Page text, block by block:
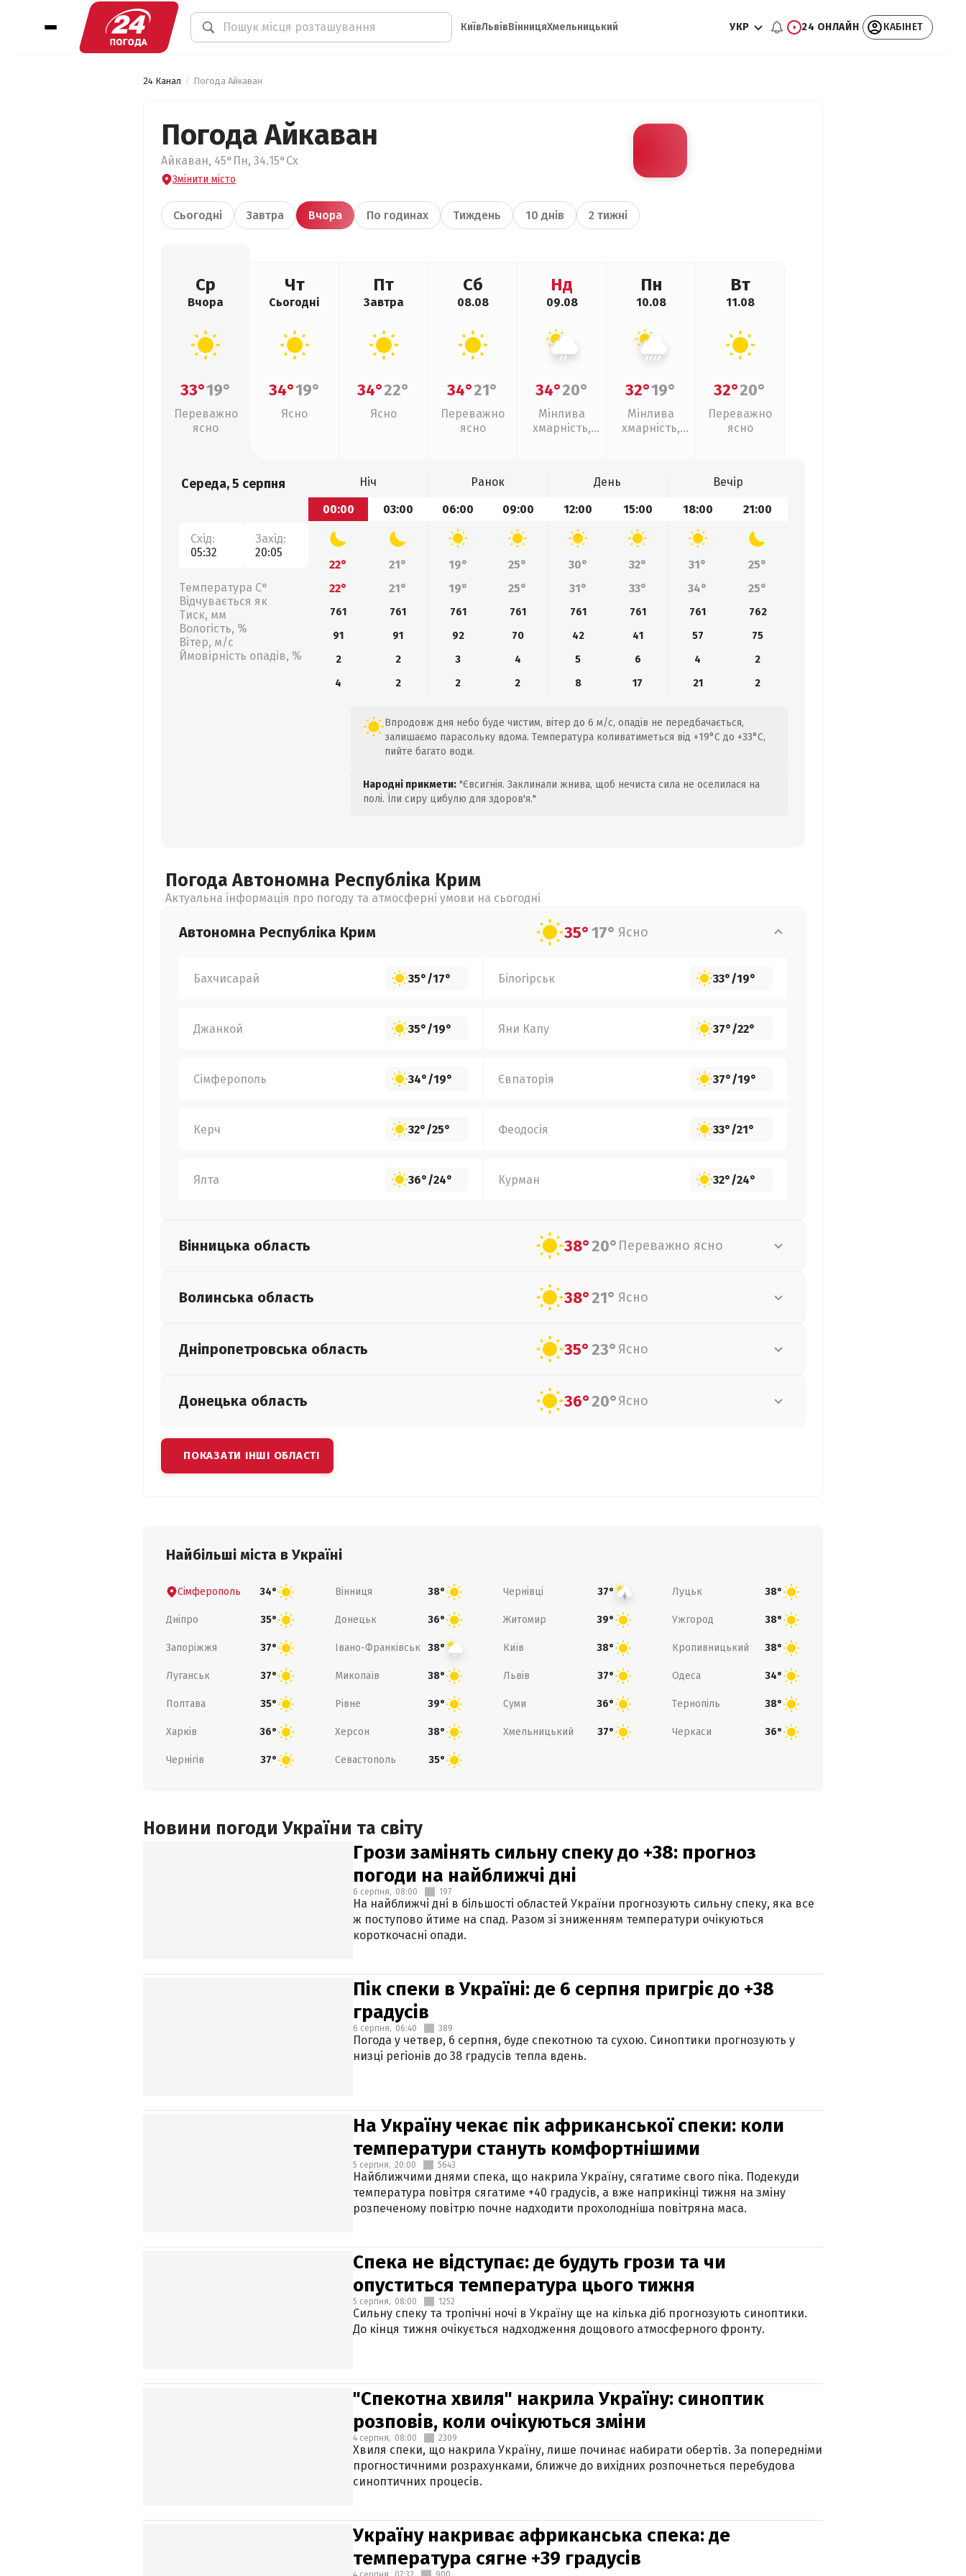
КиївЛьвівВінницяХмельницький УКР 24 ОНЛАЙН КАБІНЕТ
24 Канал Погода Айкаван
Погода Айкаван
Айкаван, 45°Пн, 34.15°Сх
Змінити місто
Сьогодні Завтра Вчора По годинах Тиждень 10 днів 2 тижні
Ср
Вчора
33°19°
Переважно
ясно
Чт
Сьогодні
34°19°
Ясно
Пт
Завтра
34°22°
Ясно
Сб
08.08
34°21°
Переважно
ясно
Нд
09.08
34°20°
Мінлива
хмарність,
Пн
10.08
32°19°
Мінлива
хмарність,
Вт
11.08
32°20°
Переважно
ясно
Середа, 5 серпня
Схід:
05:32
Захід:
20:05
Температура С°
Відчувається як
Тиск, мм
Вологість, %
Вітер, м/с
Ймовірність опадів, %
Ніч Ранок День
Вечір
00:00
03:00 06:00 09:00 12:00 15:00 18:00 21:00
22° 21° 19° 25° 30° 32° 31°
25°
22°
21° 19° 25° 31° 33° 34° 25°
761 761 761 761 761 761 761
762
91
91 92 70 42 41 57
75
2
2 3 4 5 6 4
2
4
2 2 2 8 17 21 2
Впродовж дня небо буде чистим, вітер до 6 м/с, опадів не передбачається,
залишаємо парасольку вдома. Температура коливатиметься від +19°C до +33°C,
пийте багато води.
Народні прикмети: "Євсигнія. Заклинали жнива, щоб нечиста сила не оселилася на
полі. Їли сиру цибулю для здоров'я."
Погода Автономна Республіка Крим
Актуальна інформація про погоду та атмосферні умови на сьогодні
Автономна Республіка Крим 35°17° Ясно
Бахчисарай 35°/17° Білогірськ 33°/19°
Джанкой 35°/19° Яни Капу 37°/22°
Сімферополь 34°/19° Євпаторія 37°/19°
Керч 32°/25° Феодосія 33°/21°
Ялта 36°/24° Курман 32°/24°
Вінницька область 38°20° Переважно ясно
Волинська область 38°21° Ясно
Дніпропетровська область 35°23° Ясно
Донецька область 36°20°Ясно
ПОКАЗАТИ ІНШІ ОБЛАСТІ
Найбільші міста в Україні
Сімферополь 34° Вінниця 38° Чернівці 37° Луцьк 38°
Дніпро 35° Донецьк 36° Житомир 39° Ужгород 38°
Запоріжжя 37° Івано-Франківськ 38° Київ 38° Кропивницький 38°
Луганськ 37° Миколаїв 38° Львів 37° Одеса 34°
Полтава 35° Рівне 39° Суми 36° Тернопіль 38°
Харків 36° Херсон 38° Хмельницький 37° Черкаси 36°
Чернігів 37° Севастополь 35°
Новини погоди України та світу
Грози замінять сильну спеку до +38: прогноз
погоди на найближчі дні
6 серпня, 08:00 197
На найближчі дні в більшості областей України прогнозують сильну спеку, яка все
ж поступово йтиме на спад. Разом зі зниженням температури очікуються
короткочасні опади.
Пік спеки в Україні: де 6 серпня пригріє до +38
градусів
6 серпня, 06:40 389
Погода у четвер, 6 серпня, буде спекотною та сухою. Синоптики прогнозують у
низці регіонів до 38 градусів тепла вдень.
На Україну чекає пік африканської спеки: коли
температури стануть комфортнішими
5 серпня, 20:00 5643
Найближчими днями спека, що накрила Україну, сягатиме свого піка. Подекуди
температура повітря сягатиме +40 градусів, а вже наприкінці тижня на зміну
розпеченому повітрю почне надходити прохолодніша повітряна маса.
Спека не відступає: де будуть грози та чи
опуститься температура цього тижня
5 серпня, 08:00 1252
Сильну спеку та тропічні ночі в Україну ще на кілька діб прогнозують синоптики.
До кінця тижня очікується надходження дощового атмосферного фронту.
"Спекотна хвиля" накрила Україну: синоптик
розповів, коли очікуються зміни
4 серпня, 08:00 2309
Хвиля спеки, що накрила Україну, лише починає набирати обертів. За попередніми
прогностичними розрахунками, ближче до вихідних розпочнеться перебудова
синоптичних процесів.
Україну накриває африканська спека: де
температура сягне +39 градусів